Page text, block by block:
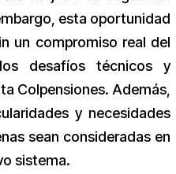
esta oportunidad
un compromiso real del
desafíos técnicos y
Colpensiones. Además,
y necesidades
sean consideradas en
sistema.